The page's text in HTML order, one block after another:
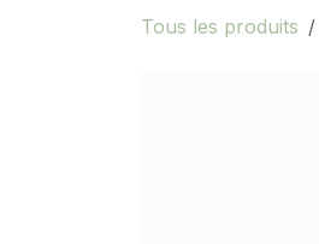
Tous les produits